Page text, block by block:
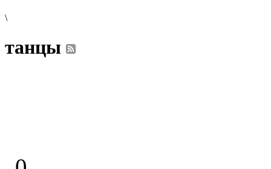
\
танцы